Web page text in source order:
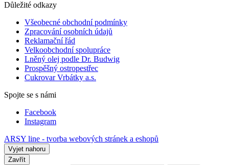
Důležité odkazy
Všeobecné obchodní podmínky
Zpracování osobních údajů
Reklamační řád
Velkoobchodní spolupráce
Lněný olej podle Dr. Budwig
Prospěšný ostropestřec
Cukrovar Vrbátky a.s.
Spojte se s námi
Facebook
Instagram
ARSY line - tvorba webových stránek a eshopů
Vyjet nahoru
Zavřít